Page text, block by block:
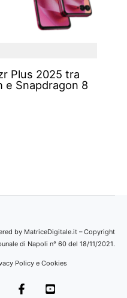
Plus 2025 tra
e Snapdragon 8
by MatriceDigitale.it – Copyright
di Napoli n° 60 del 18/11/2021.
Policy e Cookies